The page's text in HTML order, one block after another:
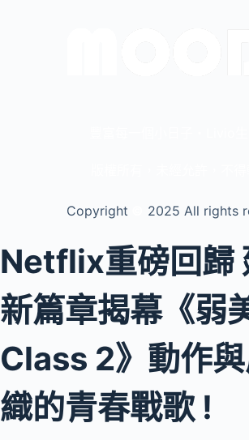
Copyright 2025 All rights
Netflix重磅回歸
新篇章揭幕《弱
Class 2》動作
織的青春戰歌 !